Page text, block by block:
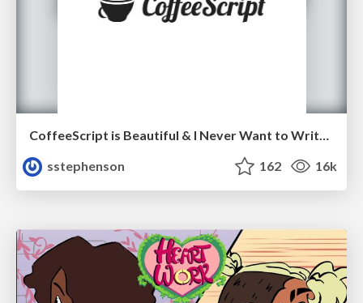
sstephenson
162 16k